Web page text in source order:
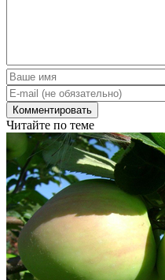
Читайте по теме